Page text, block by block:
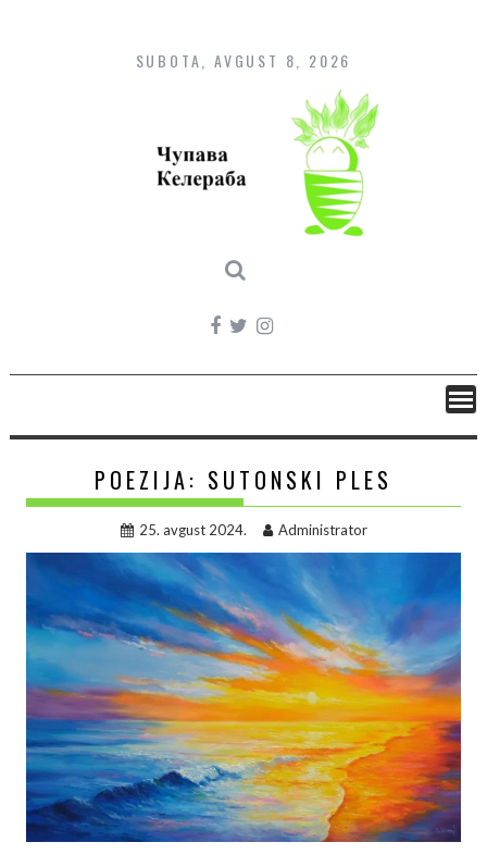
content
SUBOTA, AVGUST 8, 2026
POEZIJA: SUTONSKI PLES
25. avgust 2024. Administrator